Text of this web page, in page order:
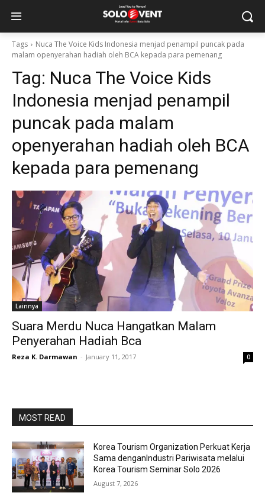
Tags
Nuca The Voice Kids Indonesia menjad penampil puncak pada
malam openyerahan hadiah oleh BCA kepada para pemenang
Tag: Nuca The Voice Kids
Indonesia menjad penampil
puncak pada malam
openyerahan hadiah oleh BCA
kepada para pemenang
Lainnya
Suara Merdu Nuca Hangatkan Malam
Penyerahan Hadiah Bca
Reza K. Darmawan - January 11, 2017 0
MOST READ
Korea Tourism Organization Perkuat Kerja
Sama denganIndustri Pariwisata melalui
Korea Tourism Seminar Solo 2026
August 7, 2026